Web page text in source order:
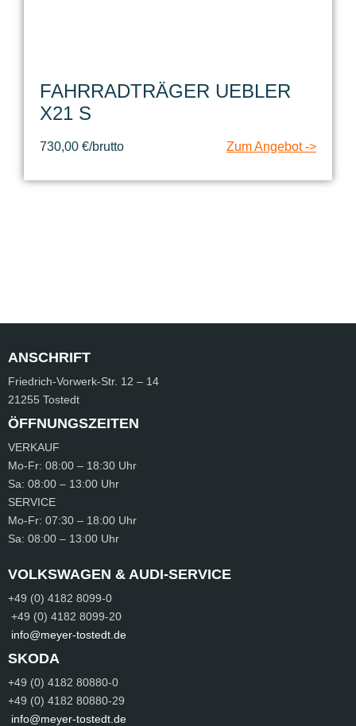
FAHRRADTRÄGER UEBLER
X21 S
730,00 €/brutto Zum Angebot ->
ANSCHRIFT
Friedrich-Vorwerk-Str. 12 – 14
21255 Tostedt
ÖFFNUNGSZEITEN
VERKAUF
Mo-Fr: 08:00 – 18:30 Uhr
Sa: 08:00 – 13:00 Uhr
SERVICE
Mo-Fr: 07:30 – 18:00 Uhr
Sa: 08:00 – 13:00 Uhr
VOLKSWAGEN & AUDI-SERVICE
+49 (0) 4182 8099-0
+49 (0) 4182 8099-20
info@meyer-tostedt.de
SKODA
+49 (0) 4182 80880-0
+49 (0) 4182 80880-29
info@meyer-tostedt.de